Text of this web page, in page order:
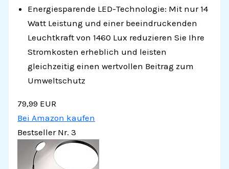
Energiesparende LED-Technologie: Mit nur 14
Watt Leistung und einer beeindruckenden
Leuchtkraft von 1460 Lux reduzieren Sie Ihre
Stromkosten erheblich und leisten
gleichzeitig einen wertvollen Beitrag zum
Umweltschutz
79,99 EUR
Bei Amazon kaufen
Bestseller Nr. 3